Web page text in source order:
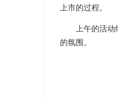
上市的过程。
上午的活
的氛围。